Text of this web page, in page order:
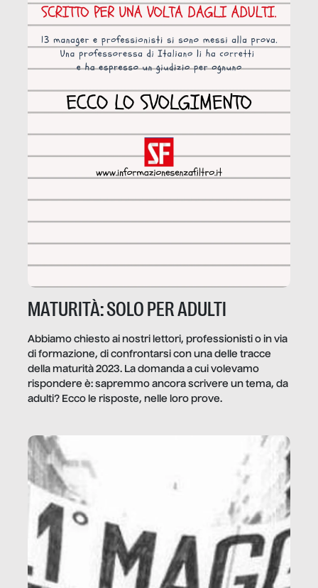
MATURITÀ: SOLO PER ADULTI
Abbiamo chiesto ai nostri lettori, professionisti o in via
di formazione, di confrontarsi con una delle tracce
della maturità 2023. La domanda a cui volevamo
rispondere è: sapremmo ancora scrivere un tema, da
adulti? Ecco le risposte, nelle loro prove.